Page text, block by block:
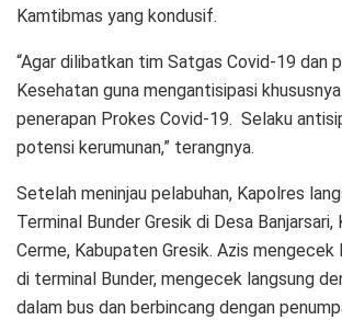
Kamtibmas yang kondusif.
“Agar dilibatkan tim Satgas Covid-19 dan
Kesehatan guna mengantisipasi
penerapan Prokes Covid-19. Selaku
potensi kerumunan,” terangnya.
Setelah meninjau pelabuhan, Kapolres
Terminal Bunder Gresik di Desa
Cerme, Kabupaten Gresik. Azis mengecek
di terminal Bunder, mengecek langsung
dalam bus dan berbincang dengan